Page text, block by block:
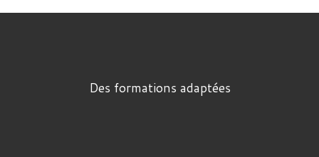
Des formations adaptées